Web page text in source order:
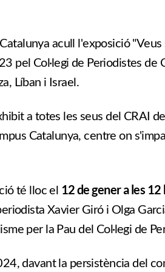
acull l'exposició
pel Col·legi de Periodistes
Líban i Israel.
a totes les seus del CRAI
Catalunya, centre on
té lloc el 12 de gener a les 12
Xavier Giró i Olga
per la Pau del Col·legi de
davant la persistència del